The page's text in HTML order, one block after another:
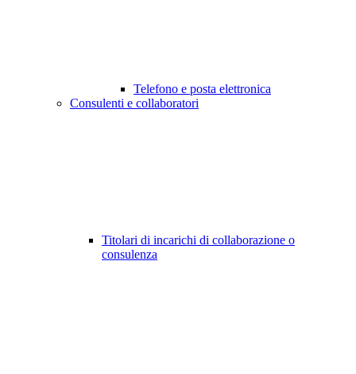
Telefono e posta elettronica
Consulenti e collaboratori
Titolari di incarichi di collaborazione o
consulenza